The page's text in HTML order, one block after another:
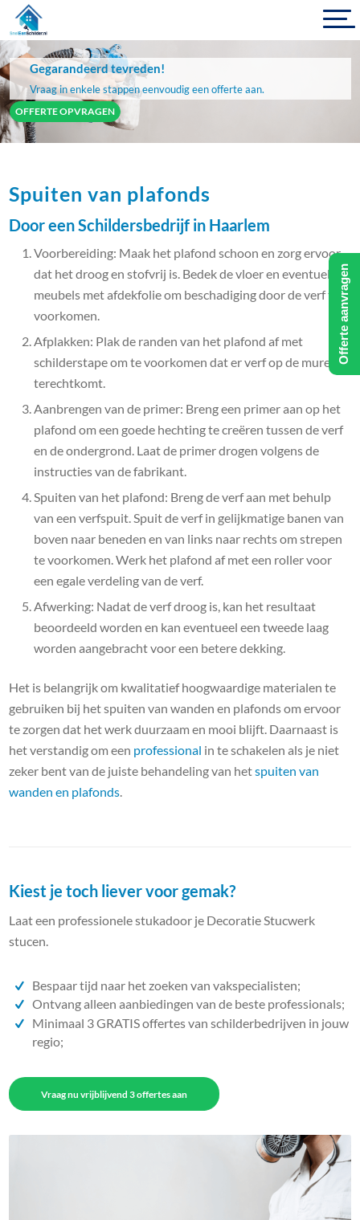
Gegarandeerd tevreden!
Vraag in enkele stappen eenvoudig een offerte aan.
OFFERTE OPVRAGEN
Spuiten van plafonds
Door een Schildersbedrijf in Haarlem
Voorbereiding: Maak het plafond schoon en zorg ervoor
dat het droog en stofvrij is. Bedek de vloer en eventuele
meubels met afdekfolie om beschadiging door de verf te
voorkomen.
Afplakken: Plak de randen van het plafond af met
schilderstape om te voorkomen dat er verf op de muren
terechtkomt.
Aanbrengen van de primer: Breng een primer aan op het
plafond om een goede hechting te creëren tussen de verf
en de ondergrond. Laat de primer drogen volgens de
instructies van de fabrikant.
Spuiten van het plafond: Breng de verf aan met behulp
van een verfspuit. Spuit de verf in gelijkmatige banen van
boven naar beneden en van links naar rechts om strepen
te voorkomen. Werk het plafond af met een roller voor
een egale verdeling van de verf.
Afwerking: Nadat de verf droog is, kan het resultaat
beoordeeld worden en kan eventueel een tweede laag
worden aangebracht voor een betere dekking.
Het is belangrijk om kwalitatief hoogwaardige materialen te
gebruiken bij het spuiten van wanden en plafonds om ervoor
te zorgen dat het werk duurzaam en mooi blijft. Daarnaast is
het verstandig om een professional in te schakelen als je niet
zeker bent van de juiste behandeling van hetspuiten van
wanden en plafonds.
Kiest je toch liever voor gemak?
Laat een professionele stukadoor je Decoratie Stucwerk
stucen.
Bespaar tijd naar het zoeken van vakspecialisten;
Ontvang alleen aanbiedingen van de beste professionals;
Minimaal 3 GRATIS offertes van schilderbedrijven in jouw
regio;
Vraag nu vrijblijvend 3 offertes aan
Offerte aanvragen